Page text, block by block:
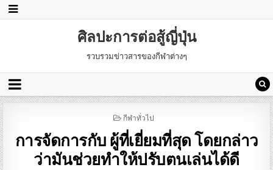
ศิลปะการต่อสู้ญี่ปุ่น
รวบรวมข่าวสารของกีฬาต่างๆ
POSTED
IN
กีฬาทั่วไป
การจัดการกับ ผู้ที่เยี่ยมที่สุด โดยกล่าว
ว่ามันช่วยทำให้ปรับตนเล่นได้ดี